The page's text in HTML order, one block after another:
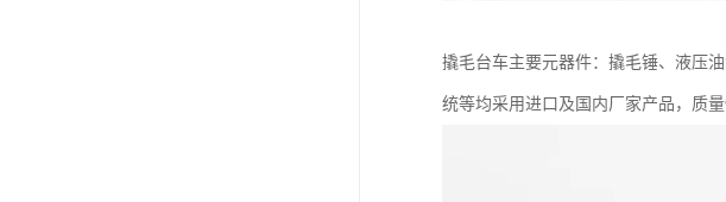
撬毛台车主要元器件：撬毛锤、液压
统等均采用进口及国内厂家产品，质